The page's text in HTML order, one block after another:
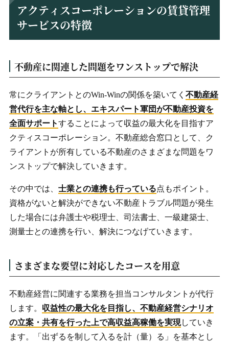
アクティスコーポレーションの賃貸管理
サービスの特徴
不動産に関連した問題をワンストップで解決
常にクライアントとのWin-Winの関係を築いてく 不動産経
営代行を主な軸とし、エキスパート軍団が不動産投資を
全面サポートすることによって収益の最大化を目指すア
クティスコーポレーション。不動産総合窓口として、ク
ライアントが所有している不動産のさまざまな問題をワ
ンストップで解決していきます。
その中では、 士業との連携も行っている点もポイント。
資格がないと解決ができない不動産トラブル問題が発生
した場合には弁護士や税理士、司法書士、一級建築士、
測量士との連携を行い、解決につなげていきます。
さまざまな要望に対応したコースを用意
不動産経営に関連する業務を担当コンサルタントが代行
します。 収益性の最大化を目指し、不動産経営シナリオ
の立案・共有を行った上で高収益高稼働を実現していき
ます。「出ずるを制して入るを計（量）る」を基本とし